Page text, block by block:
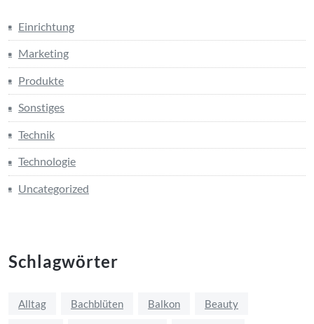
Einrichtung
Marketing
Produkte
Sonstiges
Technik
Technologie
Uncategorized
Schlagwörter
Alltag Bachblüten Balkon Beauty